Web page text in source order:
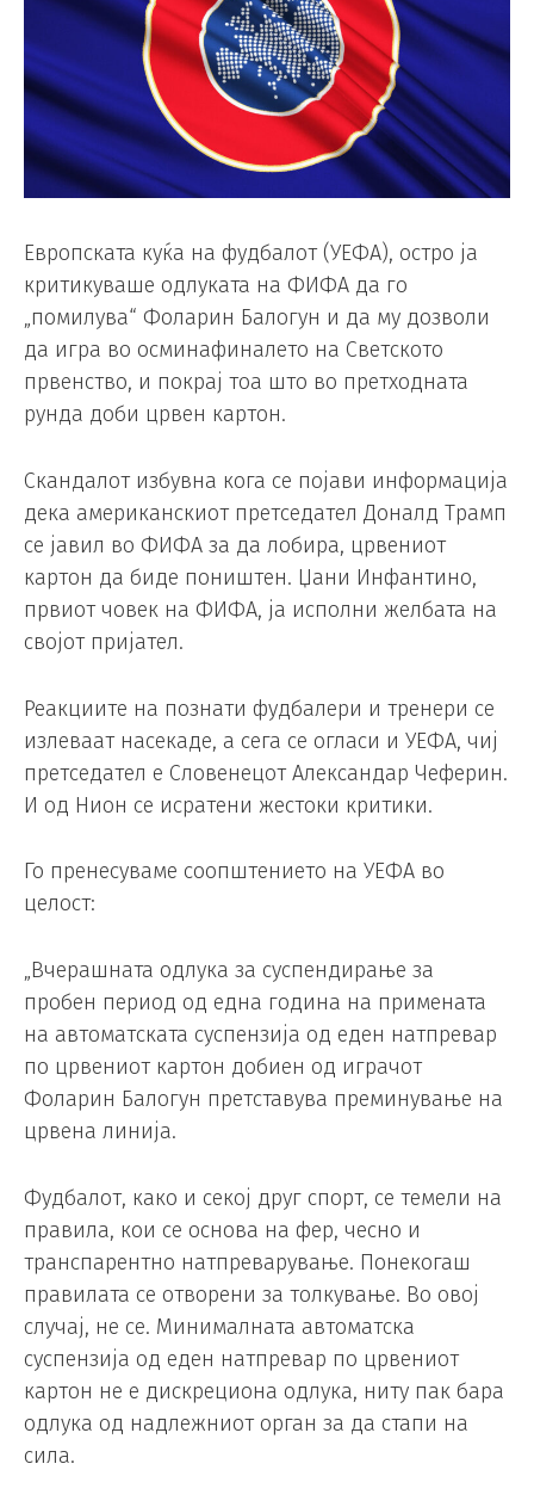
Европската куќа на фудбалот (УЕФА), остро ја
критикуваше одлуката на ФИФА да го
„помилува“ Фоларин Балогун и да му дозволи
да игра во осминафиналето на Светското
првенство, и покрај тоа што во претходната
рунда доби црвен картон.
Скандалот избувна кога се појави информација
дека американскиот претседател Доналд Трамп
се јавил во ФИФА за да лобира, црвениот
картон да биде поништен. Џани Инфантино,
првиот човек на ФИФА, ја исполни желбата на
својот пријател.
Реакциите на познати фудбалери и тренери се
излеваат насекаде, а сега се огласи и УЕФА, чиј
претседател е Словенецот Александар Чеферин.
И од Нион се исратени жестоки критики.
Го пренесуваме соопштението на УЕФА во
целост:
„Вчерашната одлука за суспендирање за
пробен период од една година на примената
на автоматската суспензија од еден натпревар
по црвениот картон добиен од играчот
Фоларин Балогун претставува преминување на
црвена линија.
Фудбалот, како и секој друг спорт, се темели на
правила, кои се основа на фер, чесно и
транспарентно натпреварување. Понекогаш
правилата се отворени за толкување. Во овој
случај, не се. Минималната автоматска
суспензија од еден натпревар по црвениот
картон не е дискрециона одлука, ниту пак бара
одлука од надлежниот орган за да стапи на
сила.